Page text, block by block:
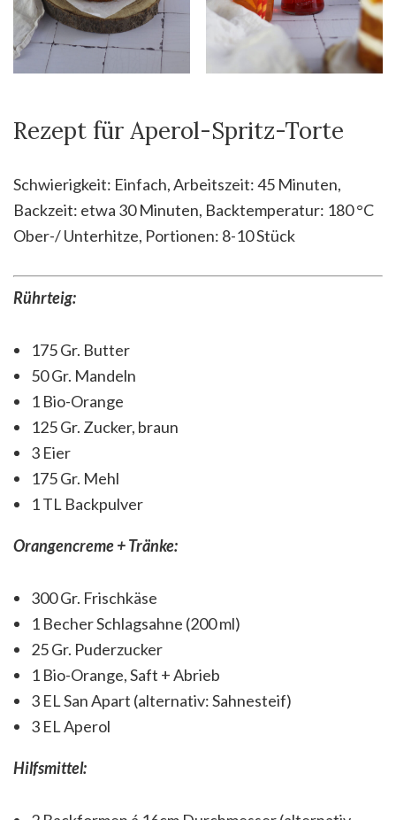
Rezept für Aperol-Spritz-Torte
Schwierigkeit: Einfach, Arbeitszeit: 45 Minuten,
Backzeit: etwa 30 Minuten, Backtemperatur: 180 °C
Ober-/ Unterhitze, Portionen: 8-10 Stück
Rührteig:
175 Gr. Butter
50 Gr. Mandeln
1 Bio-Orange
125 Gr. Zucker, braun
3 Eier
175 Gr. Mehl
1 TL Backpulver
Orangencreme + Tränke:
300 Gr. Frischkäse
1 Becher Schlagsahne (200 ml)
25 Gr. Puderzucker
1 Bio-Orange, Saft + Abrieb
3 EL San Apart (alternativ: Sahnesteif)
3 EL Aperol
Hilfsmittel: